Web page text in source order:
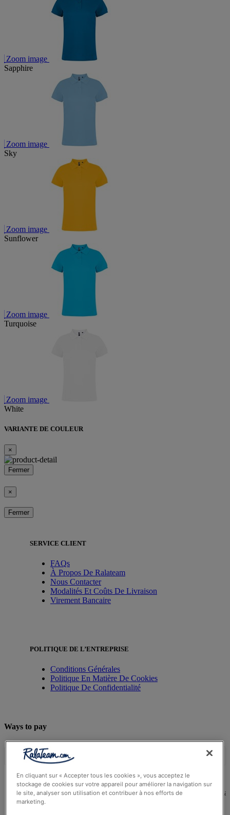
Zoom image
Sapphire
Zoom image
Sky
Zoom image
Sunflower
Zoom image
Turquoise
Zoom image
White
VARIANTE DE COULEUR
×
Fermer
×
Fermer
SERVICE CLIENT
FAQs
À Propos De Ralateam
Nous Contacter
Modalités Et Coûts De Livraison
Virement Bancaire
POLITIQUE DE L’ENTREPRISE
Conditions Générales
Politique En Matière De Cookies
Politique De Confidentialité
Ways to pay
© Ralateam2026| Ralateam B.V., Registered in the
Reg Number 862510673
En cliquant sur « Accepter tous les cookies », vous acceptez le
stockage de cookies sur votre appareil pour améliorer la navigation sur
le site, analyser son utilisation et contribuer à nos efforts de
marketing.